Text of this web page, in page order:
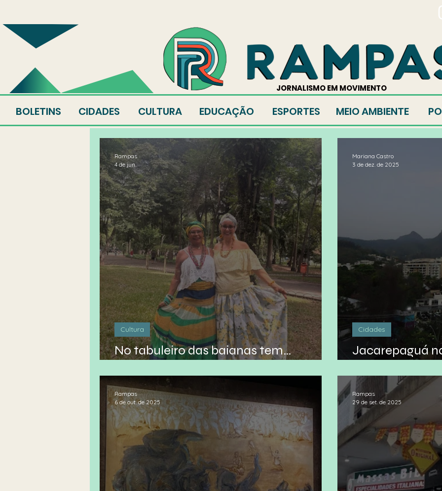
JORNALISMO EM MOVIMENTO
CIDADES CULTURA
BOLETINS ESPORTES MEIO AMBIENTE
EDUCAÇÃO
No tabuleiro das baianas tem…
Cultura
Rampas
4 de jun.
Jacarepaguá
Cidades
Mariana Castro
3 de dez. de 2025
Rampas
6 de out. de 2025
Rampas
29 de set. de 2025